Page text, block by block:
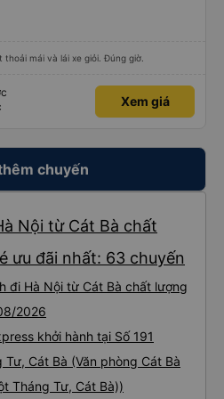
thận khi chọn chỗ ngồi! Một lần nữa,
ty xe buýt - mọi thứ về chuyến đi của tôi
mái và lái xe giỏi. Đúng giờ.
Xem giá
chuyến
Nội từ Cát Bà chất
ưu đãi nhất: 63 chuyến
đi Hà Nội từ Cát Bà chất lượng
2026
khởi hành tại Số 191
Cát Bà (Văn phòng Cát Bà
Tháng Tư, Cát Bà))